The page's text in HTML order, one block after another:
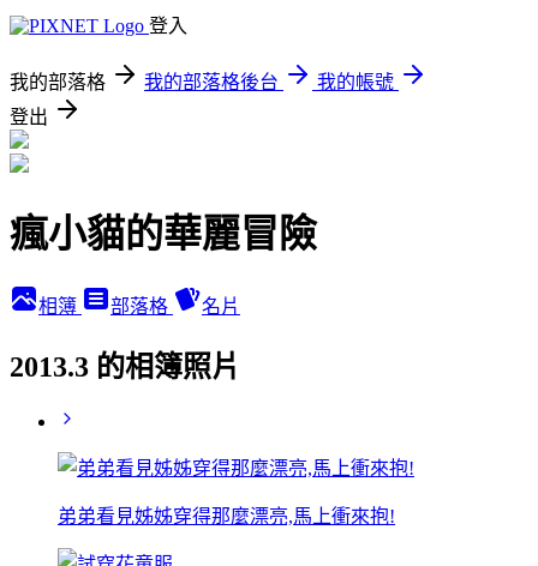
登入
我的部落格 我的部落格後台
我的帳號
登出
瘋小貓的華麗冒險
相簿 部落格 名片
2013.3 的相簿照片
弟弟看見姊姊穿得那麼漂亮,馬上衝來抱!